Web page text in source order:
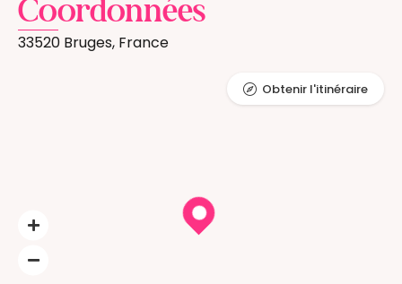
Coordonnées
33520 Bruges, France
Obtenir l'itinéraire